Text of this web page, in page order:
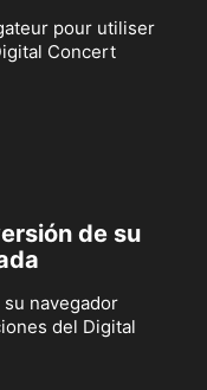
pour utiliser
Concert
de su
navegador
del Digital